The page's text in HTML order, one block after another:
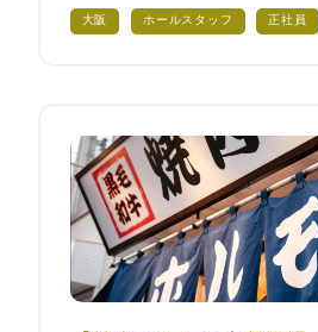
大阪 ホールスタッフ 正社員